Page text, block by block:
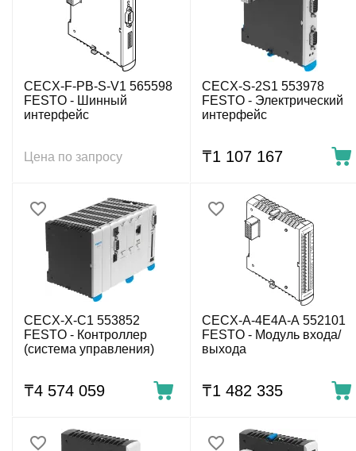
CECX-F-PB-S-V1 565598
FESTO - Шинный
интерфейс
Цена по запросу
CECX-S-2S1 553978
FESTO - Электрический
интерфейс
₸1 107 167
CECX-X-C1 553852
FESTO - Контроллер
(система управления)
₸4 574 059
CECX-A-4E4A-A 552101
FESTO - Модуль входа/
выхода
₸1 482 335